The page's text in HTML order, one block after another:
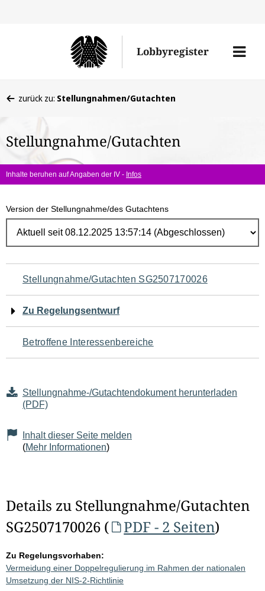
Lobbyregister
Menü
befinden
hier:
zurück zu: Stellungnahmen/Gutachten
Stellungnahme/Gutachten
Inhalte beruhen auf Angaben der IV - Infos
Version der Stellungnahme/des Gutachtens
Navigation
für
den
Seiteninhalt
Stellungnahme/Gutachten SG2507170026
Zu Regelungsentwurf
Betroffene Interessenbereiche
Stellungnahme-/Gutachtendokument herunterladen
(PDF)
Inhalt dieser Seite melden
(Mehr Informationen)
Details zu Stellungnahme/Gutachten
SG2507170026 (
PDF - 2 Seiten)
Zu Regelungsvorhaben:
Vermeidung einer Doppelregulierung im Rahmen der nationalen
Umsetzung der NIS-2-Richtlinie